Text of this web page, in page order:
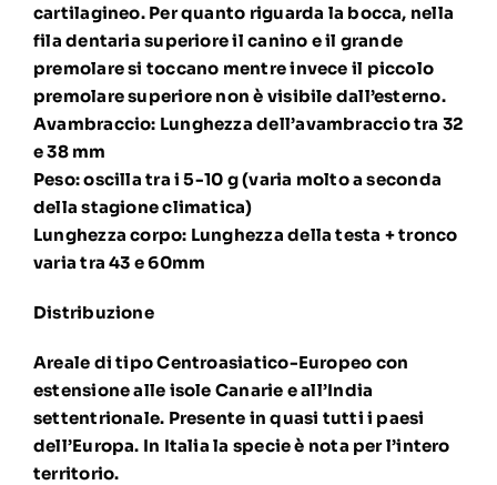
cartilagineo. Per quanto riguarda la bocca, nella
fila dentaria superiore il canino e il grande
premolare si toccano mentre invece il piccolo
premolare superiore non è visibile dall’esterno.
Avambraccio: Lunghezza dell’avambraccio tra 32
e 38 mm
Peso: oscilla tra i 5-10 g (varia molto a seconda
della stagione climatica)
Lunghezza corpo: Lunghezza della testa + tronco
varia tra 43 e 60mm
Distribuzione
Areale di tipo Centroasiatico-Europeo con
estensione alle isole Canarie e all’India
settentrionale. Presente in quasi tutti i paesi
dell’Europa. In Italia la specie è nota per l’intero
territorio.